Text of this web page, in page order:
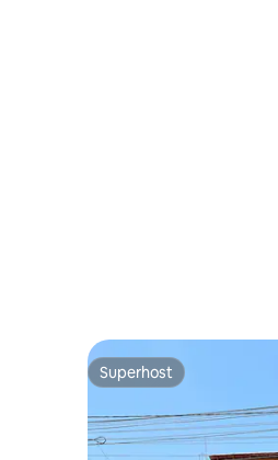
Superhost
Superhost